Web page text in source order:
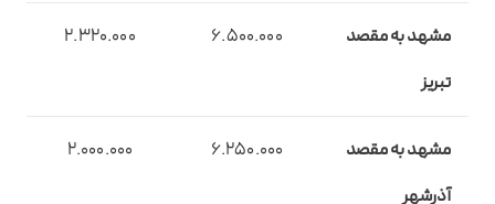
مشهد به مقصد
تبریز
6.500.000
2.320.000
مشهد به مقصد
آذرشهر
6.250.000
2.000.000